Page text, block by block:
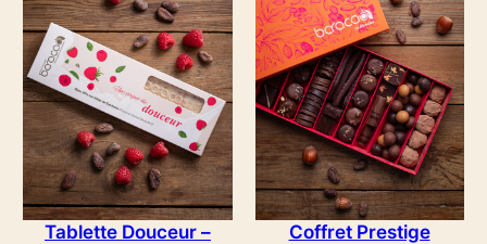
Tablette Douceur –
Coffret Prestige